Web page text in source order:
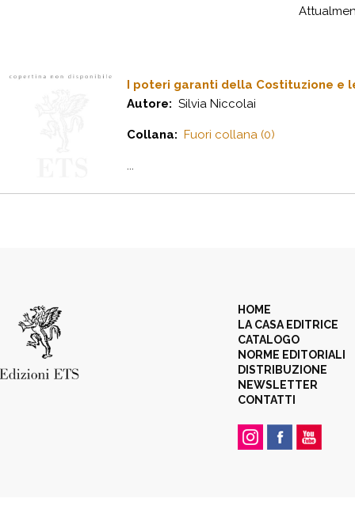
I poteri garanti della Costituzione e
Autore: Silvia Niccolai
Collana: Fuori collana (0)
...
HOME
LA CASA EDITRICE
CATALOGO
NORME EDITORIALI
DISTRIBUZIONE
NEWSLETTER
CONTATTI